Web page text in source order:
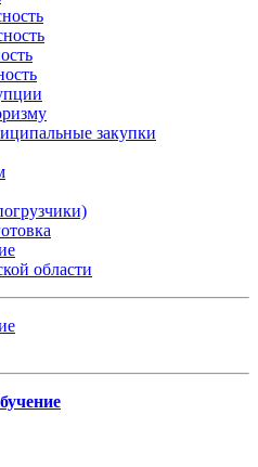
закупки
области